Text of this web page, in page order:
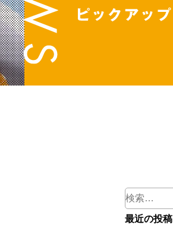
検
索:
最近の投稿